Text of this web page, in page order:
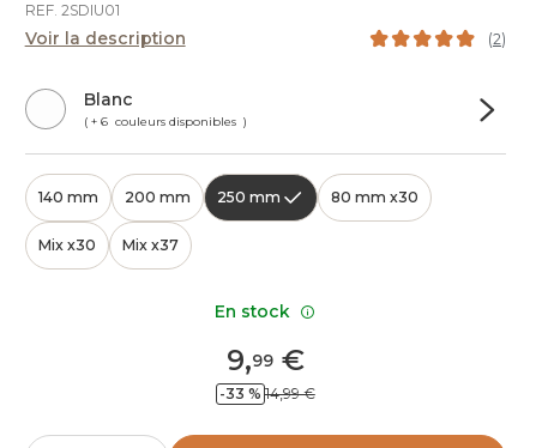
REF. 2SDIU01
Voir la description (2)
Blanc
( + 6 couleurs disponibles )
140 mm 200 mm 250 mm 80 mm x30
Mix x30 Mix x37
9,99€
-33 % 14,99 €